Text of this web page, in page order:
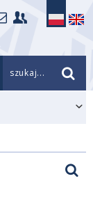
szukaj...